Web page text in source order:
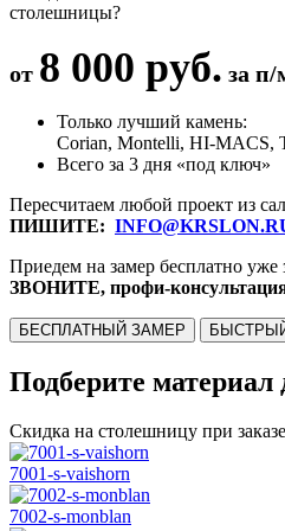
столешницы?
от 8 000 руб. за п/
Только лучший камень:
Corian, Montelli, HI-MACS,
Всего за 3 дня «под ключ»
Пересчитаем любой проект из
ПИШИТЕ:
Приедем на замер бесплатно уже
ЗВОНИТЕ, профи-
БЕСПЛАТНЫЙ ЗАМЕР
Подберите
Скидка на столешницу при
7001-s-vaishorn
7002-s-monblan